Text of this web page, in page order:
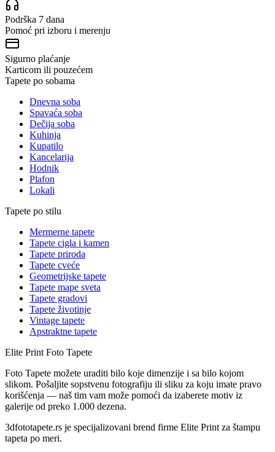
Podrška 7 dana
Pomoć pri izboru i merenju
Sigurno plaćanje
Karticom ili pouzećem
Tapete po sobama
Dnevna soba
Spavaća soba
Dečija soba
Kuhinja
Kupatilo
Kancelarija
Hodnik
Plafon
Lokali
Tapete po stilu
Mermerne tapete
Tapete cigla i kamen
Tapete priroda
Tapete cveće
Geometrijske tapete
Tapete mape sveta
Tapete gradovi
Tapete životinje
Vintage tapete
Apstraktne tapete
Elite Print Foto Tapete
Foto Tapete možete uraditi bilo koje dimenzije i sa bilo kojom
slikom. Pošaljite sopstvenu fotografiju ili sliku za koju imate pravo
korišćenja — naš tim vam može pomoći da izaberete motiv iz
galerije od preko 1.000 dezena.
3dfototapete.rs je specijalizovani brend firme Elite Print za štampu
tapeta po meri.